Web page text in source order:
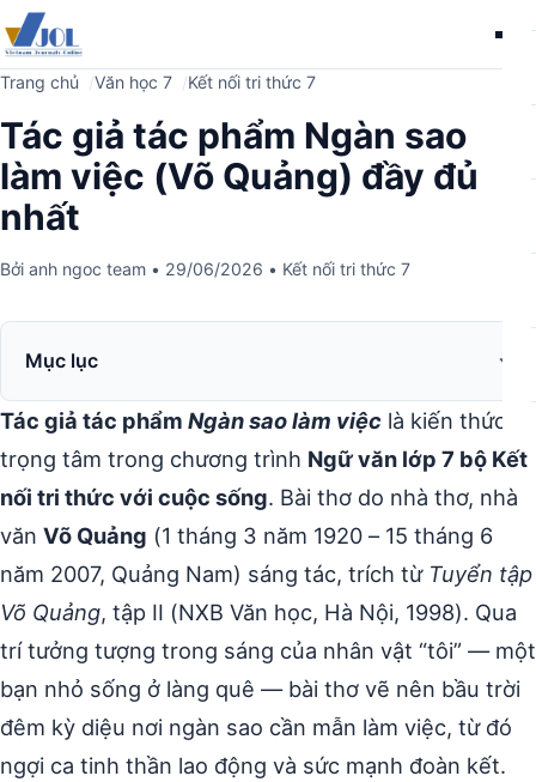
Trang chủ Văn học 7 Kết nối tri thức 7
Tác giả tác phẩm Ngàn sao
làm việc (Võ Quảng) đầy đủ
nhất
Bởi anh ngoc team • 29/06/2026 • Kết nối tri thức 7
Mục lục
Tác giả tác phẩm Ngàn sao làm việc là kiến thức
trọng tâm trong chương trình Ngữ văn lớp 7 bộ Kết
nối tri thức với cuộc sống. Bài thơ do nhà thơ, nhà
văn Võ Quảng (1 tháng 3 năm 1920 – 15 tháng 6
năm 2007, Quảng Nam) sáng tác, trích từ Tuyển tập
Võ Quảng, tập II (NXB Văn học, Hà Nội, 1998). Qua
trí tưởng tượng trong sáng của nhân vật “tôi” — một
bạn nhỏ sống ở làng quê — bài thơ vẽ nên bầu trời
đêm kỳ diệu nơi ngàn sao cần mẫn làm việc, từ đó
ngợi ca tinh thần lao động và sức mạnh đoàn kết.